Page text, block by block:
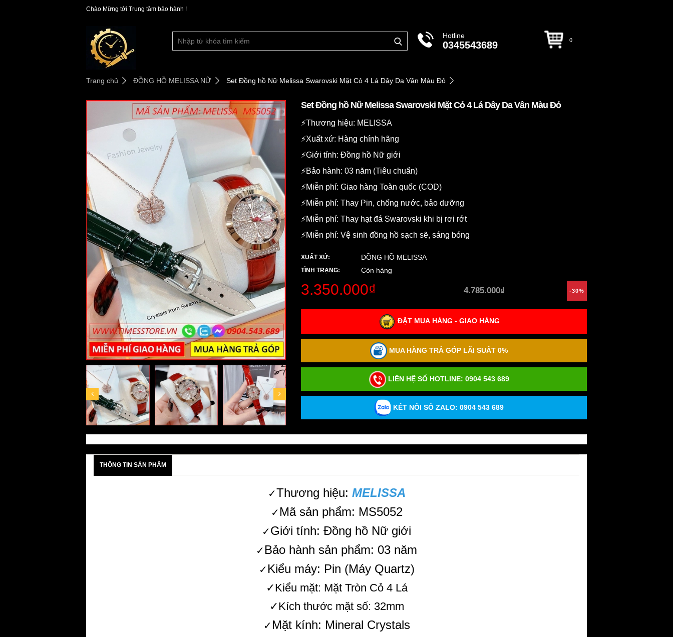
Chào Mừng tới Trung tâm bảo hành !
Hotline
0345543689 0
Trang chủ ĐỒNG HỒ MELISSA NỮ Set Đồng hồ Nữ Melissa Swarovski Mặt Cỏ 4 Lá Dây Da Vân Màu Đỏ
Set Đồng hồ Nữ Melissa Swarovski Mặt Cỏ 4 Lá Dây Da Vân Màu Đỏ
⚡️Thương hiệu: MELISSA
⚡️Xuất xứ: Hàng chính hãng
⚡️Giới tính: Đồng hồ Nữ giới
⚡️Bảo hành: 03 năm (Tiêu chuẩn)
⚡️Miễn phí: Giao hàng Toàn quốc (COD)
⚡️Miễn phí: Thay Pin, chống nước, bảo dưỡng
⚡️Miễn phí: Thay hạt đá Swarovski khi bị rơi rớt
⚡️Miễn phí: Vệ sinh đồng hồ sạch sẽ, sáng bóng
XUẤT XỨ: ĐỒNG HỒ MELISSA
TÌNH TRẠNG: Còn hàng
3.350.000₫ 4.785.000₫ -30%
ĐẶT MUA HÀNG - GIAO HÀNG
MUA HÀNG TRẢ GÓP LÃI SUẤT 0%
LIÊN HỆ SỐ HOTLINE: 0904 543 689
KẾT NỐI SỐ ZALO: 0904 543 689
THÔNG TIN SẢN PHẨM
✓Thương hiệu: MELISSA
✓ Mã sản phẩm: MS5052
✓Giới tính: Đồng hồ Nữ giới
✓ Bảo hành sản phẩm: 03 năm
✓ Kiểu máy: Pin (Máy Quartz)
✓Kiểu mặt: Mặt Tròn Cỏ 4 Lá
✓Kích thước mặt số: 32mm
✓ Mặt kính: Mineral Crystals